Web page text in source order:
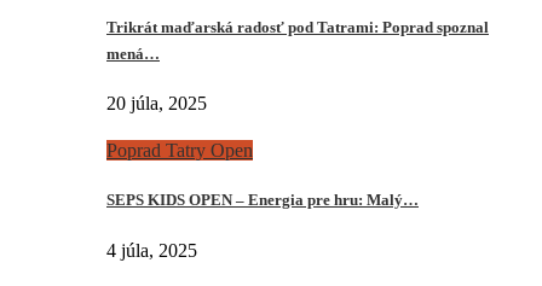
Trikrát maďarská radosť pod Tatrami: Poprad spoznal
mená…
20 júla, 2025
Poprad Tatry Open
SEPS KIDS OPEN – Energia pre hru: Malý…
4 júla, 2025